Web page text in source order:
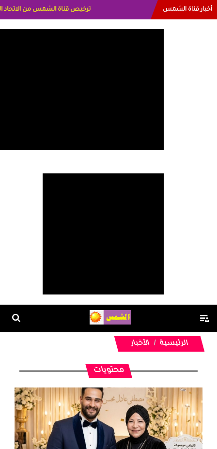
أخبار قناة الشمس
الرئيسية الأخبار
محتويات